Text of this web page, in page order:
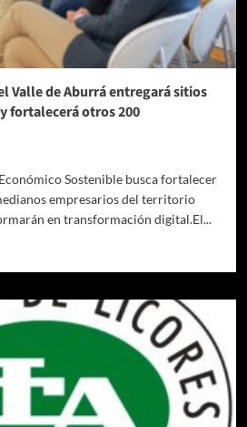
Valle de Aburrá entregará sitios
fortalecerá otros 200
Sostenible busca fortalecer
empresarios del territorio
en transformación digital.El...